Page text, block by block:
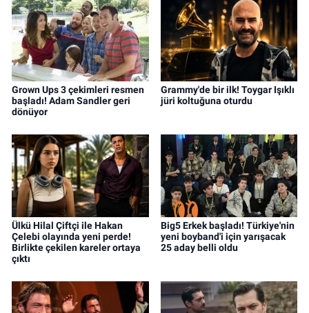
Grown Ups 3 çekimleri resmen
başladı! Adam Sandler geri
dönüyor
Grammy'de bir ilk! Toygar Işıklı
jüri koltuğuna oturdu
Ülkü Hilal Çiftçi ile Hakan
Çelebi olayında yeni perde!
Birlikte çekilen kareler ortaya
çıktı
Big5 Erkek başladı! Türkiye'nin
yeni boyband'i için yarışacak
25 aday belli oldu